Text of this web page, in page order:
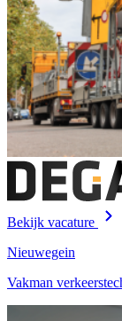
Bekijk vacature
Nieuwegein
Vakman